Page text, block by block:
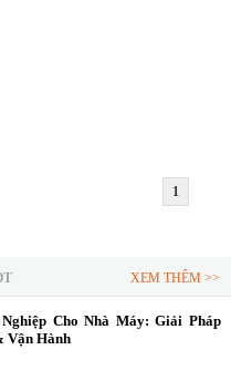
1
XEM THÊM >>
Cho Nhà Máy: Giải Pháp
Vận Hành